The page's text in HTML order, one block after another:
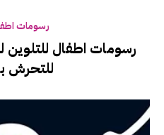
رسومات
رسومات اطفال للتلوين
للتحرش